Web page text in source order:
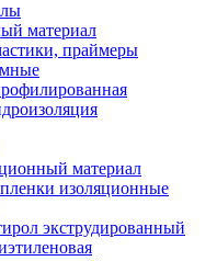
материал
праймеры
материал
изоляционные
экструдированный